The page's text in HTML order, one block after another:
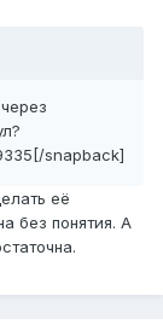
snapback]
её
без понятия. А